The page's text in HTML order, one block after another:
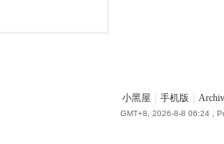
小黑屋 手机版
GMT+8, 2026-8-8 06:24,